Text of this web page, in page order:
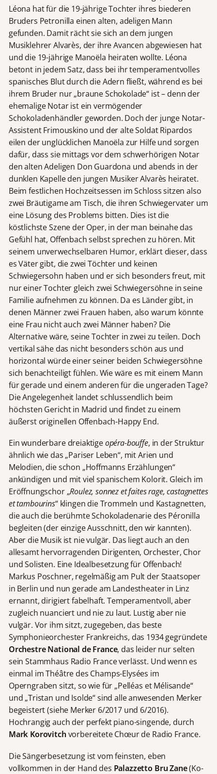
Léona hat für die 19-jährige Tochter ihres biederen
Bruders Petronilla einen alten, adeligen Mann
gefunden. Damit rächt sie sich an dem jungen
Musiklehrer Alvarès, der ihre Avancen abgewiesen hat
und die 19-jährige Manoëla heiraten wollte. Léona
betont in jedem Satz, dass bei ihr temperamentvolles
spanisches Blut durch die Adern fließt, während es bei
ihrem Bruder nur „braune Schokolade“ ist – denn der
ehemalige Notar ist ein vermögender
Schokoladenhändler geworden. Doch der junge Notar-
Assistent Frimouskino und der alte Soldat Ripardos
eilen der unglücklichen Manoëla zur Hilfe und sorgen
dafür, dass sie mittags vor dem schwerhörigen Notar
den alten Adeligen Don Guardona und abends in der
dunklen Kapelle den jungen Musiker Alvarès heiratet.
Beim festlichen Hochzeitsessen im Schloss sitzen also
zwei Bräutigame am Tisch, die ihren Schwiegervater um
eine Lösung des Problems bitten. Dies ist die
köstlichste Szene der Oper, in der man beinahe das
Gefühl hat, Offenbach selbst sprechen zu hören. Mit
seinem unverwechselbaren Humor, erklärt dieser, dass
es Väter gibt, die zwei Töchter und keinen
Schwiegersohn haben und er sich besonders freut, mit
nur einer Tochter gleich zwei Schwiegersöhne in seine
Familie aufnehmen zu können. Da es Länder gibt, in
denen Männer zwei Frauen haben, also warum könnte
eine Frau nicht auch zwei Männer haben? Die
Alternative wäre, seine Tochter in zwei zu teilen. Doch
vertikal sähe das nicht besonders schön aus und
horizontal würde einer seiner beiden Schwiegersöhne
sich benachteiligt fühlen. Wie wäre es mit einem Mann
für gerade und einem anderen für die ungeraden Tage?
Die Angelegenheit landet schlussendlich beim
höchsten Gericht in Madrid und findet zu einem
äußerst originellen Offenbach-Happy End.
Ein wunderbare dreiaktigeopéra-bouffe, in der Struktur
ähnlich wie das „Pariser Leben“, mit Arien und
Melodien, die schon „Hoffmanns Erzählungen“
ankündigen und mit viel spanischem Kolorit. Gleich im
Eröffnungschor „Roulez, sonnez et faites rage, castagnettes
et tambourins“ klingen die Trommeln und Kastagnetten,
die auch die berühmte Schokoladenarie des Péronilla
begleiten (der einzige Ausschnitt, den wir kannten).
Aber die Musik ist nie vulgär. Das liegt auch an den
allesamt hervorragenden Dirigenten, Orchester, Chor
und Solisten. Eine Idealbesetzung für Offenbach!
Markus Poschner, regelmäßig am Pult der Staatsoper
in Berlin und nun gerade am Landestheater in Linz
ernannt, dirigiert fabelhaft. Temperamentvoll, aber
zugleich nuanciert und nie zu laut. Lustig aber nie
vulgär. Vor ihm sitzt, zugegeben, das beste
Symphonieorchester Frankreichs, das 1934 gegründete
Orchestre National de France, das leider nur selten
sein Stammhaus Radio France verlässt. Und wenn es
einmal im Théâtre des Champs-Elysées im
Operngraben sitzt, so wie für „Pelléas et Mélisande“
und „Tristan und Isolde“ sind alle anwesenden Merker
begeistert (siehe Merker 6/2017 und 6/2016).
Hochrangig auch der perfekt piano-singende, durch
Mark Korovitchvorbereitete Chœur de Radio France.
Die Sängerbesetzung ist vom feinsten, eben
vollkommen in der Hand des Palazzetto Bru Zane(Ko-